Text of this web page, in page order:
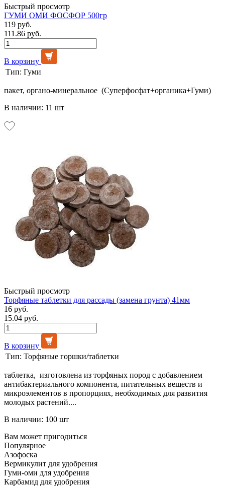
Быстрый просмотр
ГУМИ ОМИ ФОСФОР 500гр
119 руб.
111.86 руб.
В корзину
Тип: Гуми
пакет, органо-минеральное (Суперфосфат+органика+Гуми)
В наличии: 11 шт
Быстрый просмотр
Торфяные таблетки для рассады (замена грунта) 41мм
16 руб.
15.04 руб.
В корзину
Тип: Торфяные горшки/таблетки
таблетка, изготовлена из торфяных пород с добавлением
антибактериального компонента, питательных веществ и
микроэлементов в пропорциях, необходимых для развития
молодых растений....
В наличии: 100 шт
Вам может пригодиться
Популярное
Азофоска
Вермикулит для удобрения
Гуми-оми для удобрения
Карбамид для удобрения